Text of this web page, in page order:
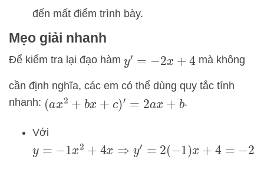
đến mất điểm trình bày.
Mẹo giải nhanh
Để kiểm tra lại đạo hàm y′ =− 2x+4 mà không
cần định nghĩa, các em có thể dùng quy tắc tính
nhanh: (ax2 +b x+ c)′ =2 ax +b .
Với
y =− 1x2+4x⇒y =2 (− 1)x +4=−2x+4